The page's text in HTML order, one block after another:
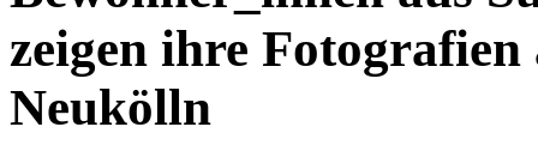
zeigen ihre
Neukölln